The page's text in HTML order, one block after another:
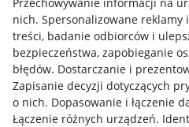
nich. Spersonalizowane
treści, badanie odbiorców i
bezpieczeństwa, zapobieganie
błędów. Dostarczanie i
Zapisanie decyzji dotyczących
o nich. Dopasowanie i łączenie
Łączenie różnych urządzeń.
Informacje prawne
Regulamin
Polityka plików "cookies"
Ustawienia plików "cookies"